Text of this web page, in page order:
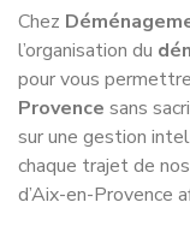
Chez
l’organisation du
pour vous
Provence sans
sur une gestion
chaque trajet de
d’Aix-en-Provence